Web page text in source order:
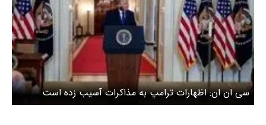
سی ان ان: اظهارات ترامپ به مذاکرات آسیب زده است